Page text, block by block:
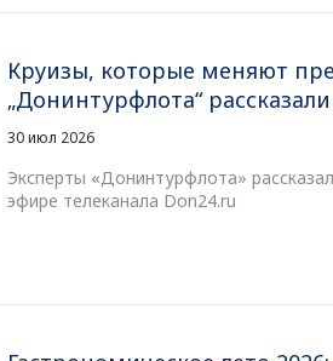
Круизы, которые меняют
„Донинтурфлота“
30 июл 2026
Эксперты «Донинтурфлота»
эфире телеканала Don24.ru